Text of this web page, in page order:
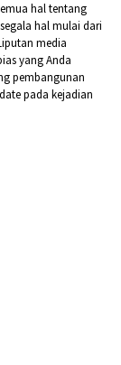
hal tentang
hal mulai dari
media
yang Anda
pembangunan
pada kejadian